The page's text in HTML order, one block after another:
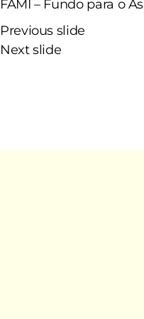
FAMI – Fundo para o
Previous slide
Next slide